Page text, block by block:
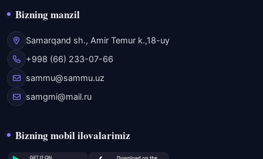
Bizning manzil
Samarqand sh., Amir Temur k.,18-uy
+998 (66) 233-07-66
sammu@sammu.uz
samgmi@mail.ru
Bizning mobil ilovalarimiz